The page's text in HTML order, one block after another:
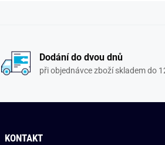
Dodání do dvou dnů
při objednávce zboží skladem do
KONTAKT